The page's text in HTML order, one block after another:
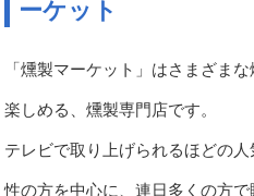
ーケット
「燻製マーケット」はさまざま
楽しめる、燻製専門店です。
テレビで取り上げられるほどの
性の方を中心に、連日多くの方で